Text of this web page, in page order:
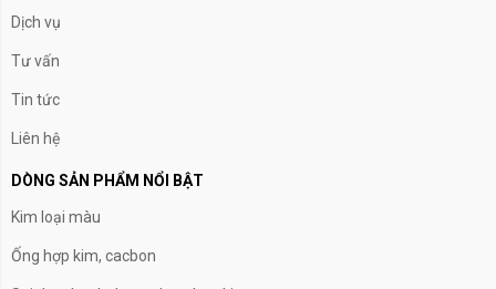
Dịch vụ
Tư vấn
Tin tức
Liên hệ
DÒNG SẢN PHẨM NỔI BẬT
Kim loại màu
Ống hợp kim, cacbon